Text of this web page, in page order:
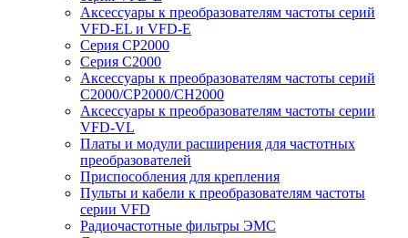
Аксессуары к преобразователям частоты серий
VFD-EL и VFD-E
Серия CP2000
Серия C2000
Аксессуары к преобразователям частоты серий
С2000/CP2000/CH2000
Аксессуары к преобразователям частоты серии
VFD-VL
Платы и модули расширения для частотных
преобразователей
Приспособления для крепления
Пульты и кабели к преобразователям частоты
серии VFD
Радиочастотные фильтры ЭМС